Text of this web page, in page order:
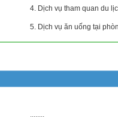
4. Dịch vụ tham quan du
5. Dịch vụ ăn uống tại